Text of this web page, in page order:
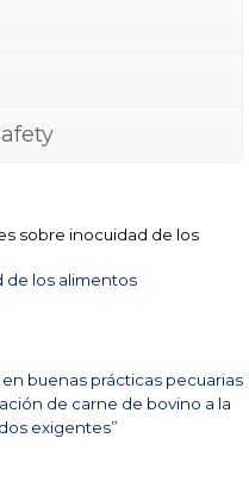
sobre inocuidad de los
de los alimentos
buenas prácticas pecuarias
de carne de bovino a la
exigentes”